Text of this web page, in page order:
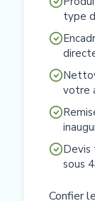
type
votre
Devis
sous
Confier